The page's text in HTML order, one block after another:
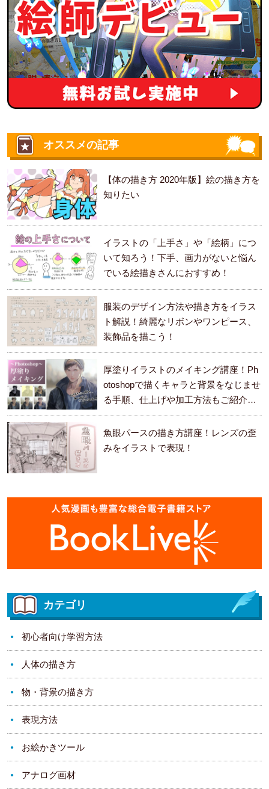
オススメの記事
【体の描き方 2020年版】絵の描き方を
知りたい
イラストの「上手さ」や「絵柄」につ
いて知ろう！下手、画力がないと悩ん
でいる絵描きさんにおすすめ！
服装のデザイン方法や描き方をイラス
ト解説！綺麗なリボンやワンピース、
装飾品を描こう！
厚塗りイラストのメイキング講座！Ph
otoshopで描くキャラと背景をなじませ
る手順、仕上げや加工方法もご紹介し
ます。
魚眼パースの描き方講座！レンズの歪
みをイラストで表現！
カテゴリ
初心者向け学習方法
人体の描き方
物・背景の描き方
表現方法
お絵かきツール
アナログ画材